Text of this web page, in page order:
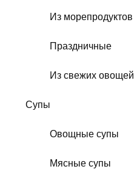
Из морепродуктов
Праздничные
Из свежих овощей
Супы
Овощные супы
Мясные супы